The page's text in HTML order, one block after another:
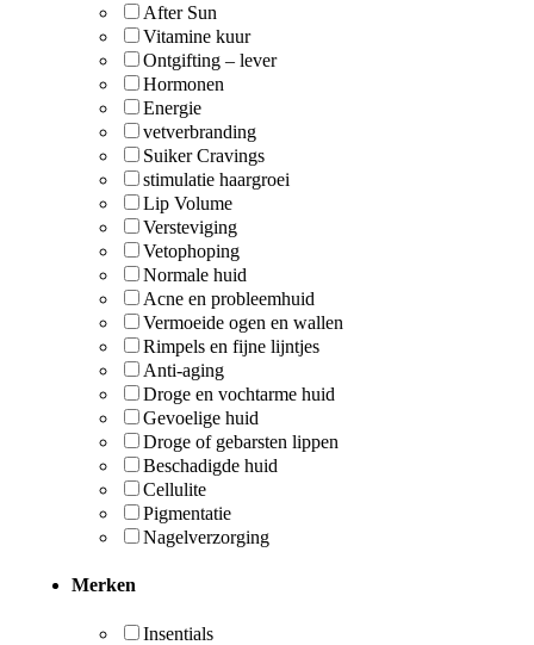
After Sun
Vitamine kuur
Ontgifting – lever
Hormonen
Energie
vetverbranding
Suiker Cravings
stimulatie haargroei
Lip Volume
Versteviging
Vetophoping
Normale huid
Acne en probleemhuid
Vermoeide ogen en wallen
Rimpels en fijne lijntjes
Anti-aging
Droge en vochtarme huid
Gevoelige huid
Droge of gebarsten lippen
Beschadigde huid
Cellulite
Pigmentatie
Nagelverzorging
Merken
Insentials